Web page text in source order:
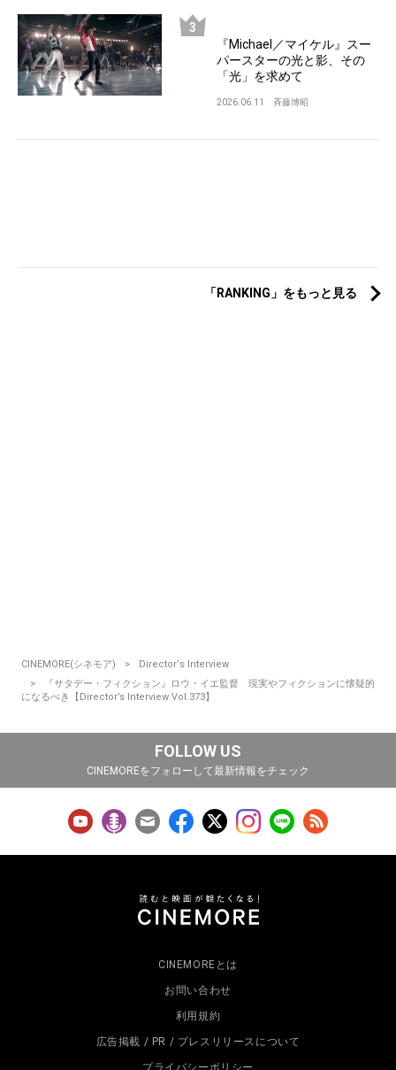
『Michael／マイケル』スー
パースターの光と影、その
「光」を求めて
2026.06.11 斉藤博昭
「RANKING」をもっと見る
CINEMORE(シネモア)
Director‘s Interview
『サタデー・フィクション』ロウ・イエ監督 現実やフィクションに懐疑的
になるべき【Director’s Interview Vol.373】
FOLLOW US
CINEMOREをフォローして最新情報をチェック
CINEMOREとは
お問い合わせ
利用規約
広告掲載 / PR / プレスリリースについて
プライバシーポリシー